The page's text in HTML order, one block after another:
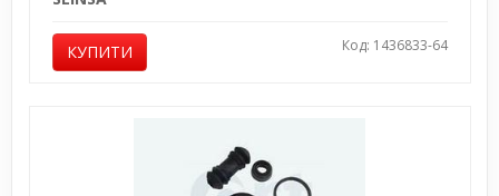
КУПИТИ Код: 1436833-64